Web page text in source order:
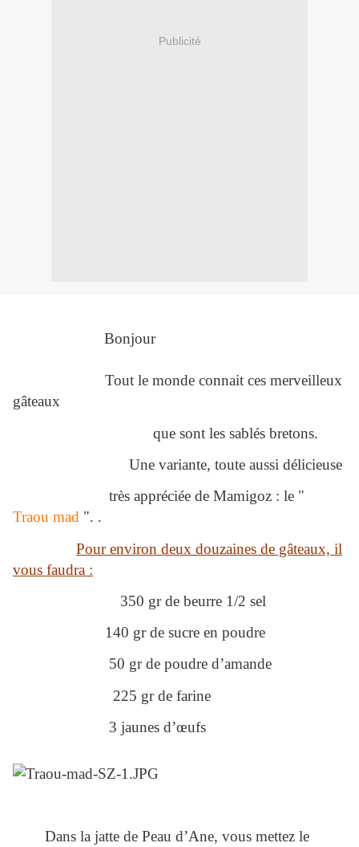
Publicité
Bonjour
Tout le monde connait ces merveilleux
gâteaux
que sont les sablés bretons.
Une variante, toute aussi délicieuse
très appréciée de Mamigoz : le "
Traou mad ". .
Pour environ deux douzaines de gâteaux, il
vous faudra :
350 gr de beurre 1/2 sel
140 gr de sucre en poudre
50 gr de poudre d’amande
225 gr de farine
3 jaunes d’œufs
Dans la jatte de Peau d’Ane, vous mettez le